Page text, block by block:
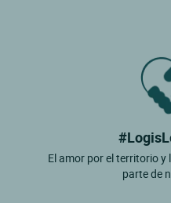
El amor por el territorio
parte de